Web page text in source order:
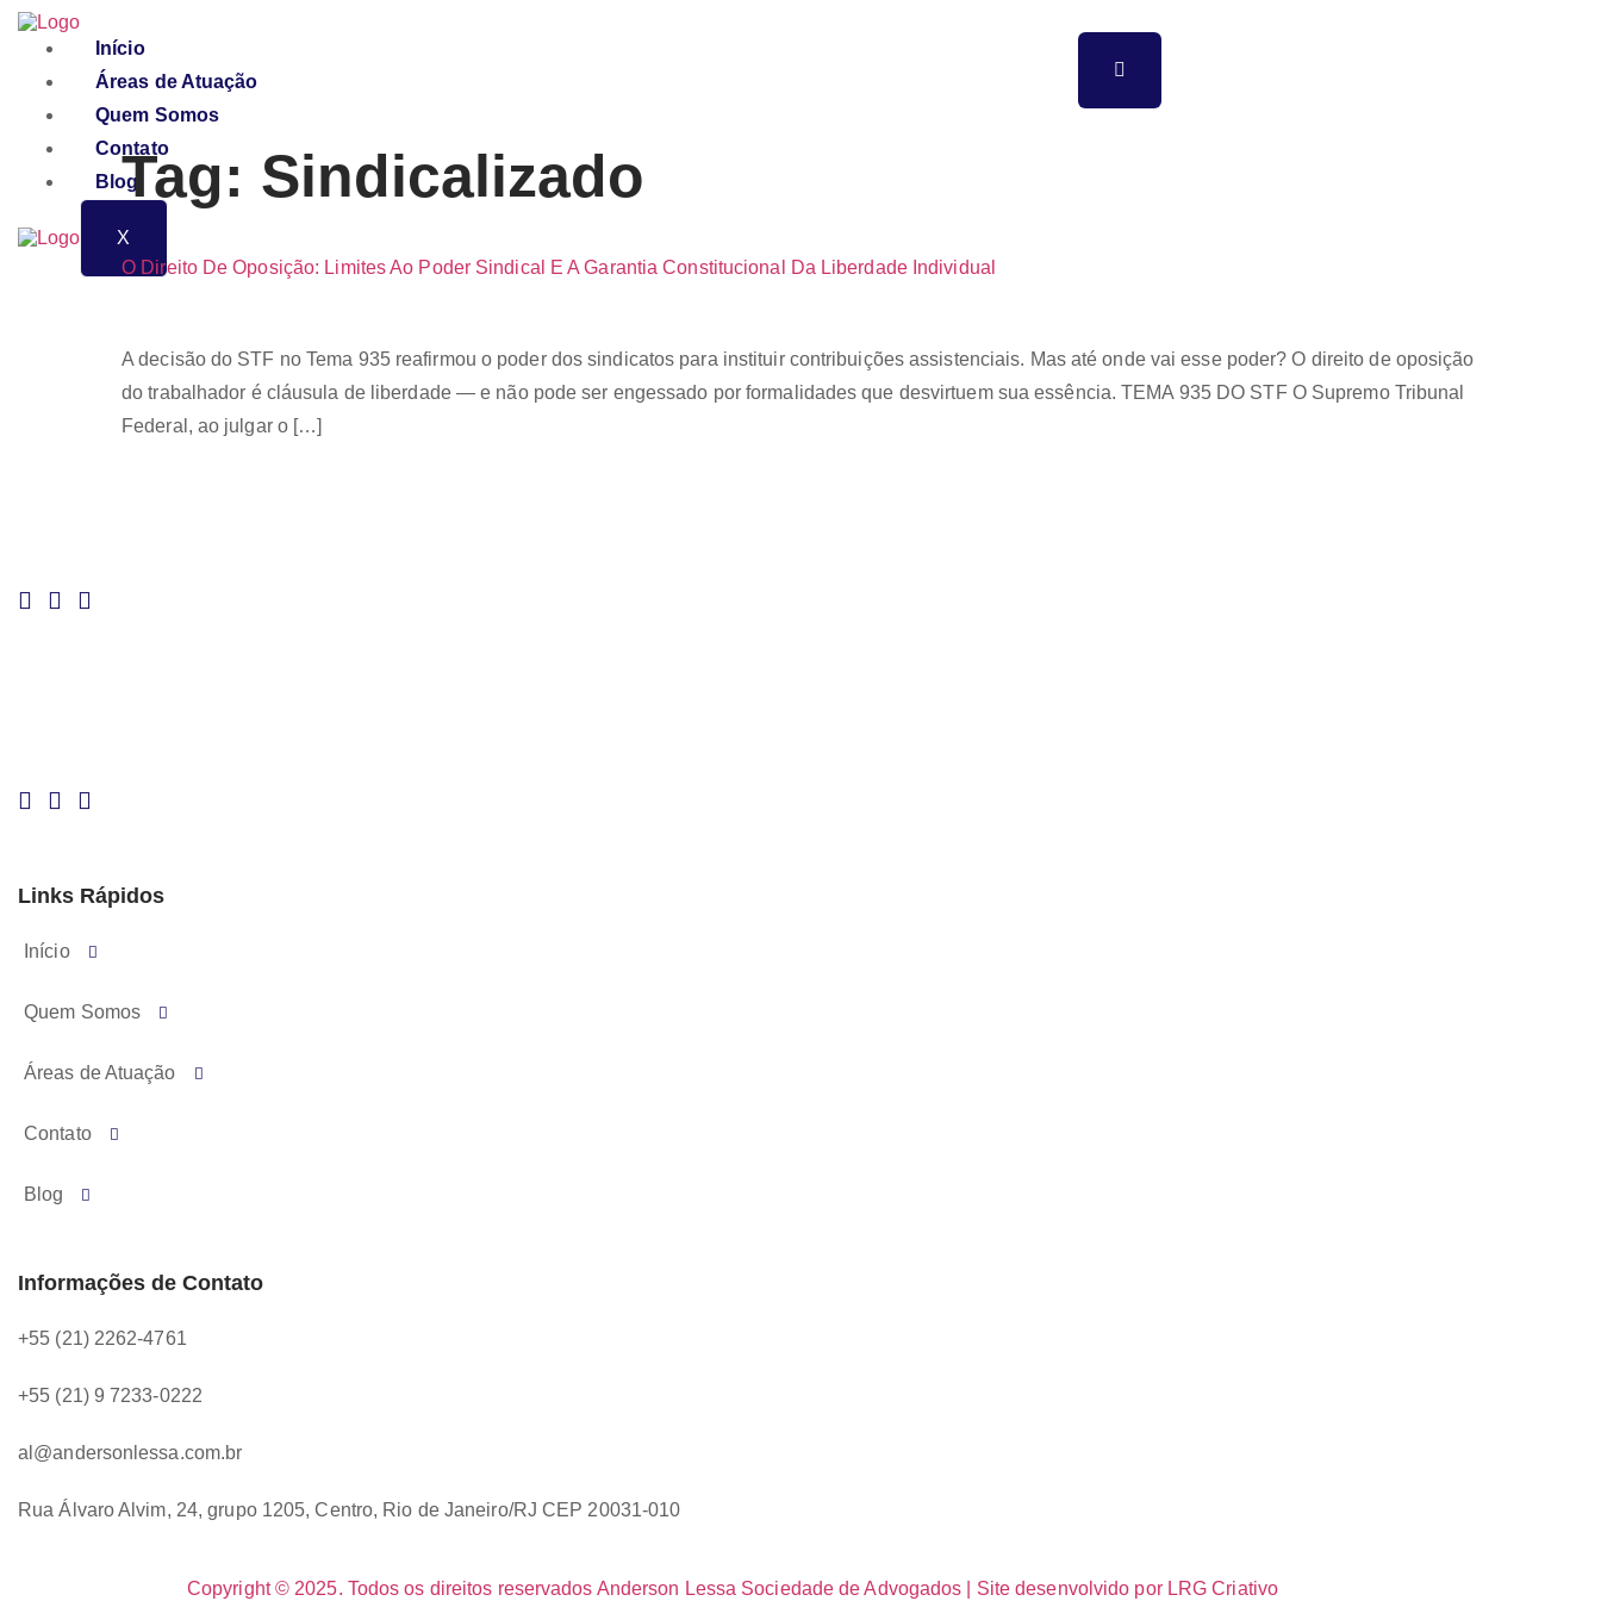
para
Início
Áreas de Atuação
Quem Somos
Contato
Blog
X
Tag: Sindicalizado
O Direito De Oposição: Limites Ao Poder Sindical E A Garantia Constitucional Da Liberdade Individual
A decisão do STF no Tema 935 reafirmou o poder dos sindicatos para instituir contribuições assistenciais. Mas até onde vai esse poder? O direito de oposição
do trabalhador é cláusula de liberdade — e não pode ser engessado por formalidades que desvirtuem sua essência. TEMA 935 DO STF O Supremo Tribunal
Federal, ao julgar o […]
Links Rápidos
Início
Quem Somos
Áreas de Atuação
Contato
Blog
Informações de Contato
+55 (21) 2262-4761
+55 (21) 9 7233-0222
al@andersonlessa.com.br
Rua Álvaro Alvim, 24, grupo 1205, Centro, Rio de Janeiro/RJ CEP 20031-010
Copyright © 2025. Todos os direitos reservados Anderson Lessa Sociedade de Advogados | Site desenvolvido por LRG Criativo